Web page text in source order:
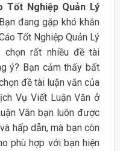
Tốt Nghiệp Quản Lý
đang gặp khó khăn
Tốt Nghiệp Quản Lý
chọn rất nhiều đề tài
ý? Bạn cảm thấy bất
đề tài luận văn của
Vụ Viết Luận Văn ở
Văn bạn luôn được
hấp dẫn, mà bạn còn
phù hợp với bạn hiện